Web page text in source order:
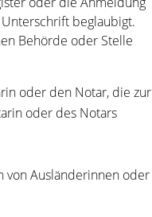
beglaubigt.
Behörde oder Stelle
oder den Notar, die zur
oder des Notars
von Ausländerinnen oder